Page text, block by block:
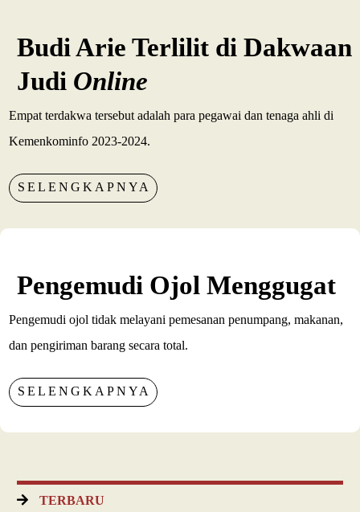
Budi Arie Terlilit di Dakwaan
Judi Online
Empat terdakwa tersebut adalah para pegawai dan tenaga ahli di
Kemenkominfo 2023-2024.
SELENGKAPNYA
Pengemudi Ojol Menggugat
Pengemudi ojol tidak melayani pemesanan penumpang, makanan,
dan pengiriman barang secara total.
SELENGKAPNYA
TERBARU